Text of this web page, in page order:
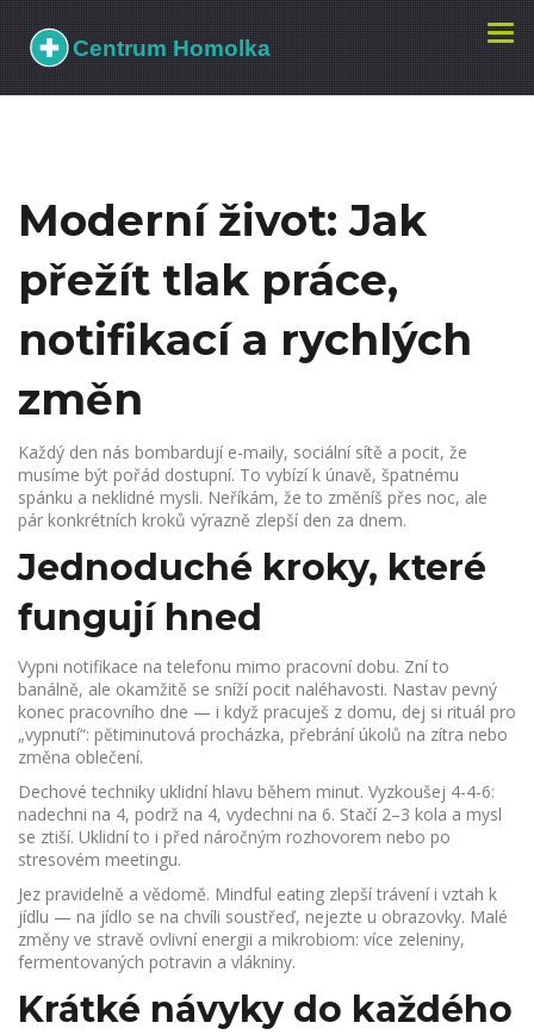
Moderní život: Jak
přežít tlak práce,
notifikací a rychlých
změn
Každý den nás bombardují e-maily, sociální sítě a pocit, že
musíme být pořád dostupní. To vybízí k únavě, špatnému
spánku a neklidné mysli. Neříkám, že to změníš přes noc, ale
pár konkrétních kroků výrazně zlepší den za dnem.
Jednoduché kroky, které
fungují hned
Vypni notifikace na telefonu mimo pracovní dobu. Zní to
banálně, ale okamžitě se sníží pocit naléhavosti. Nastav pevný
konec pracovního dne — i když pracuješ z domu, dej si rituál pro
„vypnutí“: pětiminutová procházka, přebrání úkolů na zítra nebo
změna oblečení.
Dechové techniky uklidní hlavu během minut. Vyzkoušej 4-4-6:
nadechni na 4, podrž na 4, vydechni na 6. Stačí 2–3 kola a mysl
se ztiší. Uklidní to i před náročným rozhovorem nebo po
stresovém meetingu.
Jez pravidelně a vědomě. Mindful eating zlepší trávení i vztah k
jídlu — na jídlo se na chvíli soustřeď, nejezte u obrazovky. Malé
změny ve stravě ovlivní energii a mikrobiom: více zeleniny,
fermentovaných potravin a vlákniny.
Krátké návyky do každého